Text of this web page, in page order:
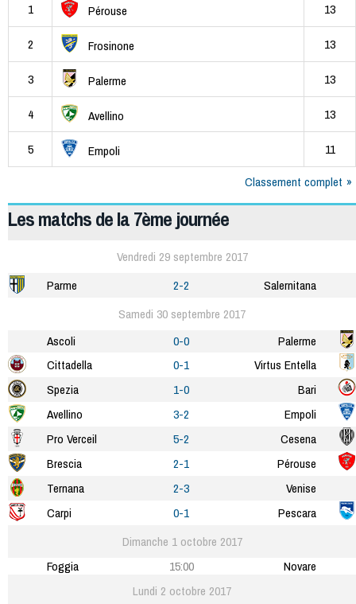
1
Pérouse 13
2 Frosinone 13
3 Palerme 13
4 Avellino 13
5 Empoli
11
Classement complet
Les matchs de la 7ème journée
Vendredi 29 septembre 2017
Parme
2-2
Salernitana
Samedi 30 septembre 2017
Ascoli
0-0
Palerme
Cittadella
0-1
Virtus Entella
Spezia
1-0
Bari
Avellino
3-2
Empoli
Pro Verceil
5-2
Cesena
Brescia
2-1
Pérouse
Ternana
2-3
Venise
Carpi
0-1
Pescara
Dimanche 1 octobre 2017
Foggia
15:00
Novare
Lundi 2 octobre 2017